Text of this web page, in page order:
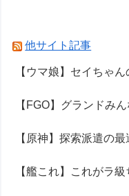
他サイト記事
【ウマ娘】セイちゃ
【FGO】グランドみ
【原神】探索派遣の
【艦これ】これがラ